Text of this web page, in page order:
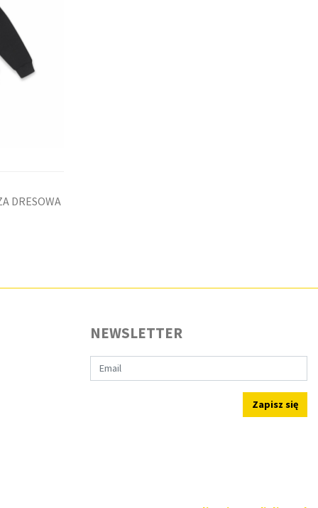
DRESOWA
NEWSLETTER
Zapisz się